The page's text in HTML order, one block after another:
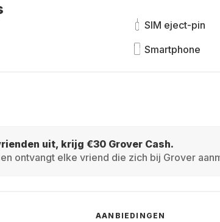
SIM eject-pin
Smartphone
uit, krijg €30 Grover Cash.
ontvangt elke vriend die zich bij Grover
AANBIEDINGEN